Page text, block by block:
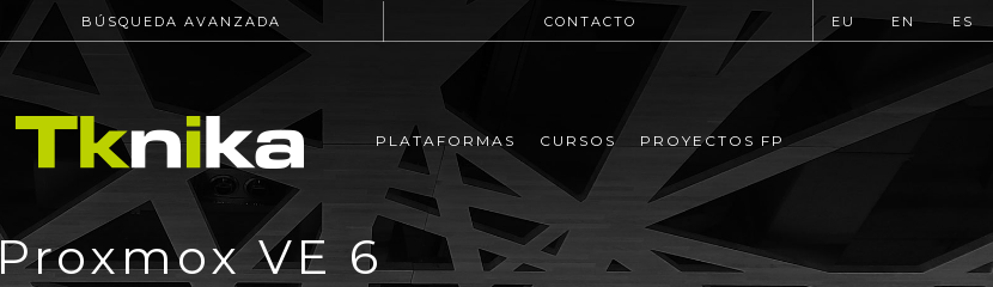
BÚSQUEDA AVANZADA CONTACTO EU EN ES
PLATAFORMAS CURSOS PROYECTOS FP
Proxmox VE 6